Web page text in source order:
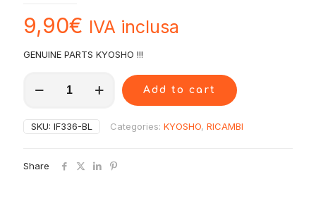
9,90€ IVA inclusa
GENUINE PARTS KYOSHO !!!
molle
posteriori
MP75
Add to cart
SKU: IF336-BL Categories: KYOSHO, RICAMBI
Share